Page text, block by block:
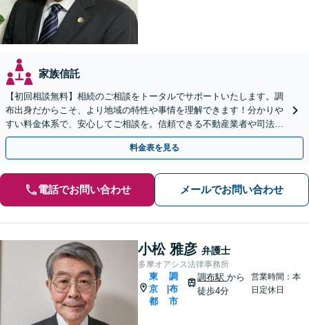
家族信託
【初回相談無料】相続のご相談をトータルでサポートいたします。調
布出身だからこそ、より地域の特性や事情を理解できます！分かりや
すい料金体系で、安心してご相談を。信頼できる不動産業者や司法書
士、税理士などもご紹介可【出張相談可】【土日祝対応可】
料金表を見る
電話でお問い合わせ メールでお問い合わせ
小松 雅彦 弁護士
多摩オアシス法律事務所
東
京
都
調
布
市
調布駅から
徒歩4分
営業時間：本
日定休日